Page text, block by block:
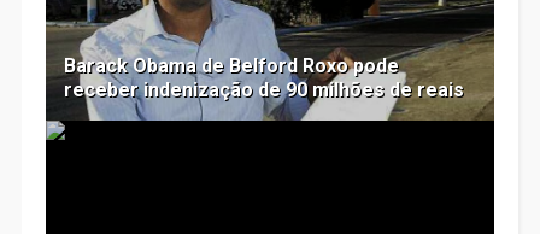
Barack Obama de Belford Roxo pode
receber indenização de 90 milhões de reais